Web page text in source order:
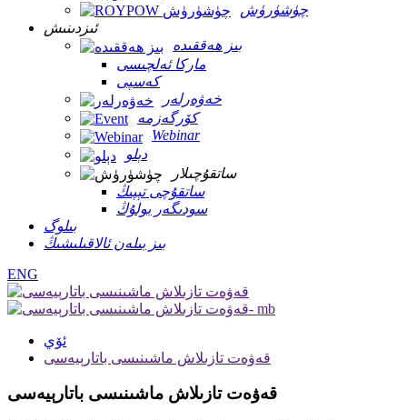
چۈشۈرۈش
ئىزدىنىش
بىز ھەققىدە
ماركا ئەلچىسى
كەسپى
خەۋەرلەر
كۆرگەزمە
Webinar
دېلو
ساتقۇچىلار
ساتقۇچى تېپىڭ
سودىگەر بولۇڭ
بىلوگ
بىز بىلەن ئالاقىلىشىڭ
ENG
ئۆي
قەۋەت تازىلاش ماشىنىسى باتارېيەسى
قەۋەت تازىلاش ماشىنىسى باتارېيەسى